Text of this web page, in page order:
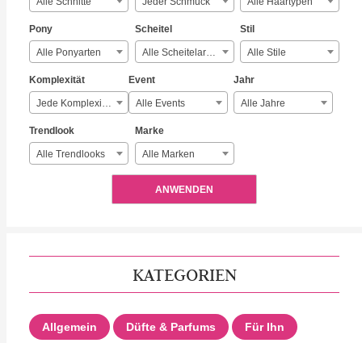
Pony
Alle Ponyarten
Scheitel
Alle Scheitelarten
Stil
Alle Stile
Komplexität
Jede Komplexität
Event
Alle Events
Jahr
Alle Jahre
Trendlook
Alle Trendlooks
Marke
Alle Marken
ANWENDEN
KATEGORIEN
Allgemein Düfte & Parfums Für Ihn